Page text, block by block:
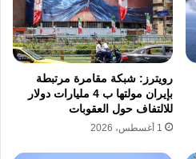
رويترز: شبكة مقامرة مرتبطة
بإيران مولتها ب 4 مليارات دولار
للالتفاف حول العقوبات
1 أغسطس، 2026